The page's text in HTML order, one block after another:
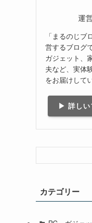
運
「まるのじ
営するブログで
ガジェット、
夫など、実体
をお届けして
▶ 詳しい
カテゴリー